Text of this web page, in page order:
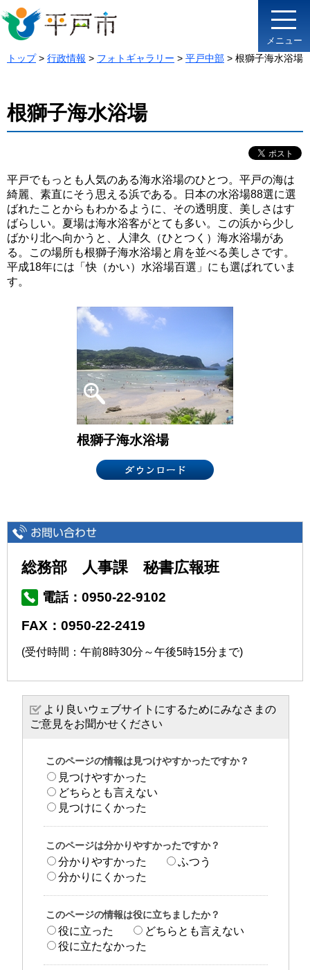
メニュー
トップ> 行政情報 > フォトギャラリー > 平戸中部 > 根獅子海水浴場
根獅子海水浴場
平戸でもっとも人気のある海水浴場のひとつ。平戸の海は
綺麗、素直にそう思える浜である。日本の水浴場88選に選
ばれたことからもわかるように、その透明度、美しさはす
ばらしい。夏場は海水浴客がとても多い。この浜から少し
ばかり北へ向かうと、人津久（ひとつく）海水浴場があ
る。この場所も根獅子海水浴場と肩を並べる美しさです。
平成18年には「快（かい）水浴場百選」にも選ばれていま
す。
根獅子海水浴場
総務部 人事課 秘書広報班
電話：0950-22-9102
FAX：0950-22-2419
(受付時間：午前8時30分～午後5時15分まで)
より良いウェブサイトにするためにみなさまの
ご意見をお聞かせください
このページの情報は見つけやすかったですか？
見つけやすかった
どちらとも言えない
見つけにくかった
このページは分かりやすかったですか？
分かりやすかった
ふつう
分かりにくかった
このページの情報は役に立ちましたか？
役に立った
どちらとも言えない
役に立たなかった